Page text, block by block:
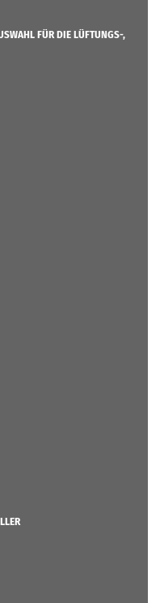
FÜR DIE LÜFTUNGS-,